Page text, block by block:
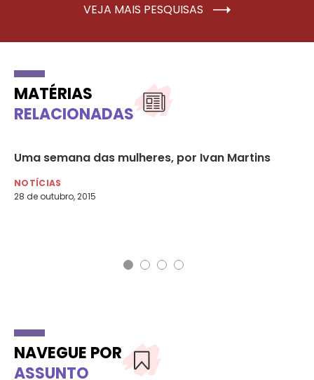
VEJA MAIS PESQUISAS
MATÉRIAS
RELACIONADAS
Uma semana das mulheres, por Ivan Martins
NOTÍCIAS
28 de outubro, 2015
NAVEGUE POR
ASSUNTO